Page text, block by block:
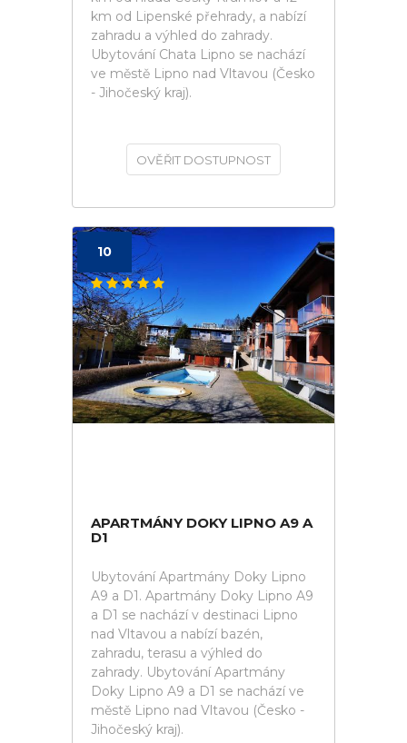
km od Lipenské přehrady, a nabízí
zahradu a výhled do zahrady.
Ubytování Chata Lipno se nachází
ve městě Lipno nad Vltavou (Česko
- Jihočeský kraj).
OVĚŘIT DOSTUPNOST
10
APARTMÁNY DOKY LIPNO A9 A
D1
Ubytování Apartmány Doky Lipno
A9 a D1. Apartmány Doky Lipno A9
a D1 se nachází v destinaci Lipno
nad Vltavou a nabízí bazén,
zahradu, terasu a výhled do
zahrady. Ubytování Apartmány
Doky Lipno A9 a D1 se nachází ve
městě Lipno nad Vltavou (Česko -
Jihočeský kraj).